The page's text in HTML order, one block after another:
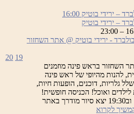
בולברד
–
ירידי
בוטיק
– ירידי בוטיק 16:00
– ירידי בוטיק
השחזור בראש פינה מוזמנים
להנות מהיופי של ראש פינה
גלריות, דוכנים, הופעות חיות,
לילדים ואוכל! הכניסה חופשית!
בשעות 18:00 וב19:30 יצא סיור מודרך באתר
לקרוא
19
20